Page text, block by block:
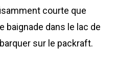
courte que
baignade dans le lac de
sur le packraft.